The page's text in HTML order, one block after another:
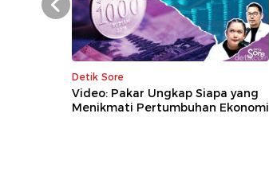
Detik Sore
Video: Pakar Ungkap Siapa yang
Menikmati Pertumbuhan Ekonomi
Prev